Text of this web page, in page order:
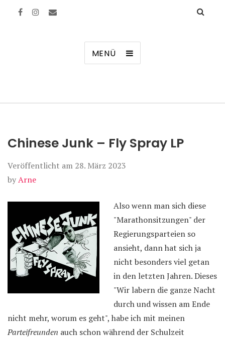
MENÜ
Chinese Junk – Fly Spray LP
Veröffentlicht am 28. März 2023
byArne
Also wenn man sich diese
"Marathonsitzungen" der
Regierungsparteien so
ansieht, dann hat sich ja
nicht besonders viel getan
in den letzten Jahren. Dieses
"Wir labern die ganze Nacht
durch und wissen am Ende
nicht mehr, worum es geht", habe ich mit meinen
Parteifreunden auch schon während der Schulzeit